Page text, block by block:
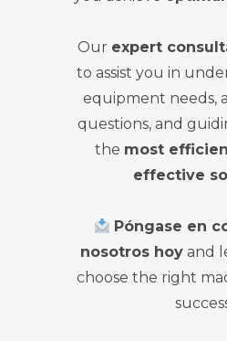
Our expert
to assist you in
equipment needs,
questions, and
the most
effective
Póngase en
nosotros hoyand
choose the right